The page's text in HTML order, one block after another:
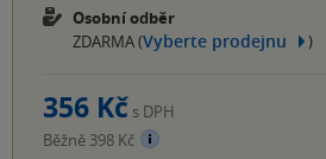
Osobní odběr
ZDARMA (Vyberte prodejnu )
356 Kč s DPH
Běžně 398 Kč